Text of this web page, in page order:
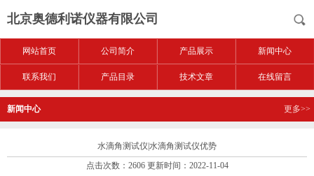
北京奥德利诺仪器有限公司
网站首页 公司简介 产品展示 新闻中心
联系我们 产品目录 技术文章 在线留言
新闻中心 更多>>
水滴角测试仪|水滴角测试仪优势
点击次数：2606 更新时间：2022-11-04